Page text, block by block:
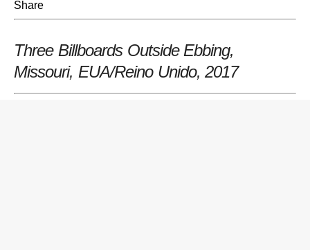
Share
Three Billboards Outside Ebbing,
Missouri, EUA/Reino Unido, 2017